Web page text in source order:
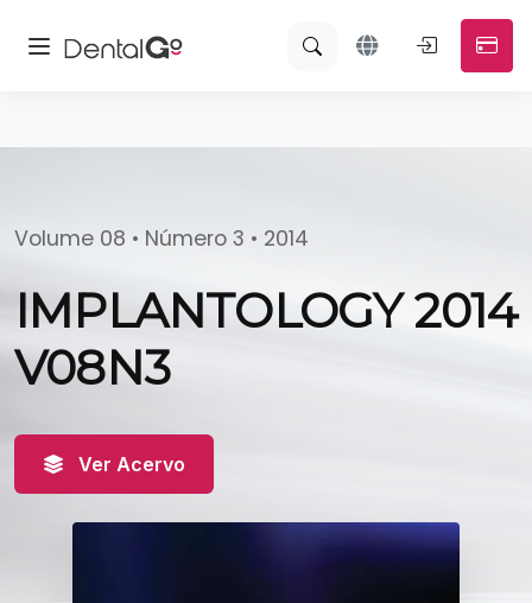
Volume 08 • Número 3 • 2014
IMPLANTOLOGY 2014
V08N3
Ver Acervo